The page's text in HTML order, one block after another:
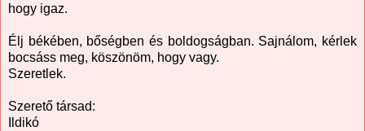
hogy igaz.
Élj békében, bőségben és boldogságban. Sajnálom, kérlek
bocsáss meg, köszönöm, hogy vagy.
Szeretlek.
Szerető társad:
Ildikó